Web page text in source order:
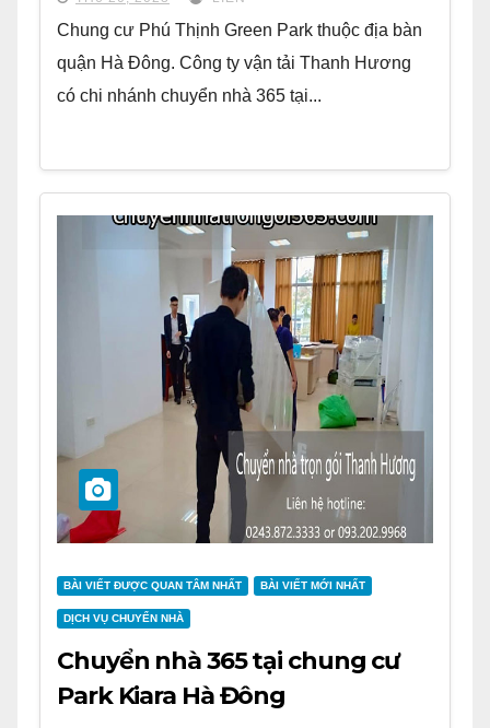
Chung cư Phú Thịnh Green Park thuộc địa bàn
quận Hà Đông. Công ty vận tải Thanh Hương
có chi nhánh chuyển nhà 365 tại...
BÀI VIẾT ĐƯỢC QUAN TÂM NHẤT BÀI VIẾT MỚI NHẤT
DỊCH VỤ CHUYỂN NHÀ
Chuyển nhà 365 tại chung cư
Park Kiara Hà Đông